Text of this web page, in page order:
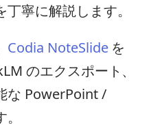
寧に解説します。
Codia NoteSlideを
のエクスポート、
な PowerPoint /